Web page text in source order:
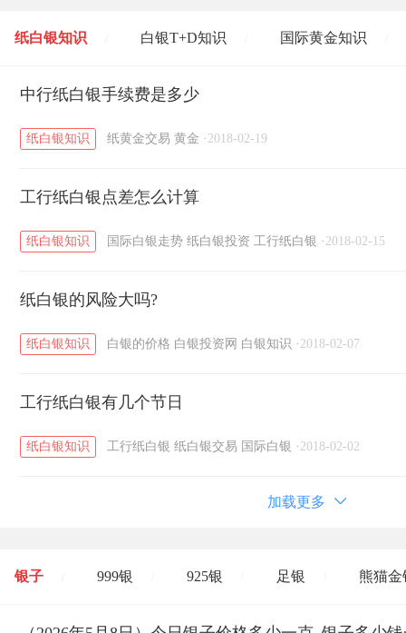
纸白银知识 白银T+D知识 国际黄金知识
黄金T+D知识 / 粤贵银知识
中行纸白银手续费是多少
纸白银知识 纸黄金交易 黄金 · 2018-02-19
工行纸白银点差怎么计算
纸白银知识 国际白银走势 纸白银投资 工行纸白银 · 2018-02-15
纸白银的风险大吗?
纸白银知识 白银的价格 白银投资网 白银知识 · 2018-02-07
工行纸白银有几个节日
纸白银知识 工行纸白银 纸白银交易 国际白银 · 2018-02-02
加载更多
银子 999银 925银 足银 熊猫金